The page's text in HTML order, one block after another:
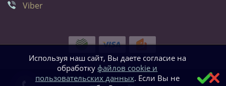
Viber
Используя наш сайт, Вы даете согласие на
обработкуфайлов cookie и
пользовательских данных. Если Вы не